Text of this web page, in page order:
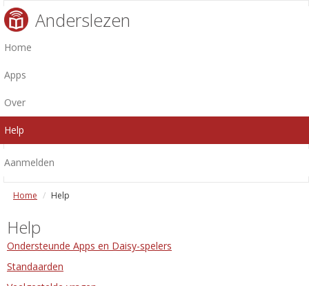
Anderslezen
Home
Apps
Over
Help
Aanmelden
Home Help
Help
Ondersteunde Apps en Daisy-spelers
Standaarden